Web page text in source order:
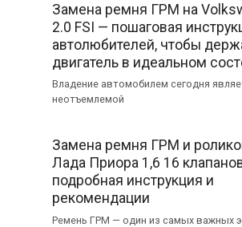
Замена ремня ГРМ на
2.0 FSI — пошаговая
автолюбителей, чтобы
двигатель в идеальном
Владение автомобилем сегодня
неотъемлемой
Замена ремня ГРМ и
Лада Приора 1,6 16
подробная инструкция и
рекомендации
Ремень ГРМ — один из самых важных